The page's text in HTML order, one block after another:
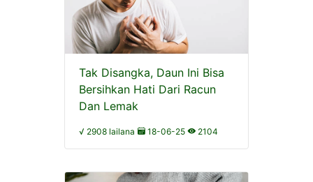
Tak Disangka, Daun Ini Bisa
Bersihkan Hati Dari Racun
Dan Lemak
√ 2908 lailana 18-06-25 2104